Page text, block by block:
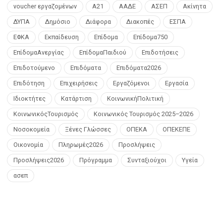
voucher εργαζομένων Α21 ΑΑΔΕ ΑΣΕΠ Ακίνητα
ΔΥΠΑ Δημόσιο Διάφορα Διακοπές ΕΣΠΑ
ΕΦΚΑ Εκπαίδευση Επίδομα Επίδομα750
ΕπίδομαΑνεργίας ΕπίδομαΠαιδιού Επιδοτήσεις
Επιδοτούμενο Επιδόματα Επιδόματα2026
Επιδότηση Επιχειρήσεις Εργαζόμενοι Εργασία
Ιδιοκτήτες Κατάρτιση ΚοινωνικήΠολιτική
ΚοινωνικόςΤουρισμός Κοινωνικός Τουρισμός 2025–2026
Νοσοκομεία Ξένες Γλώσσες ΟΠΕΚΑ ΟΠΕΚΕΠΕ
Οικονομία Πληρωμές2026 Προσλήψεις
Προσλήψεις2026 Πρόγραμμα Συνταξιούχοι Υγεία
ασεπ